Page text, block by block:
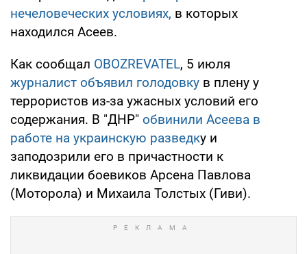
нечеловеческих условиях, в которых
находился Асеев.
Как сообщал OBOZREVATEL, 5 июля
журналист объявил голодовку в плену у
террористов из-за ужасных условий его
содержания. В "ДНР" обвинили Асеева в
работе на украинскую разведку и
заподозрили его в причастности к
ликвидации боевиков Арсена Павлова
(Моторола) и Михаила Толстых (Гиви).